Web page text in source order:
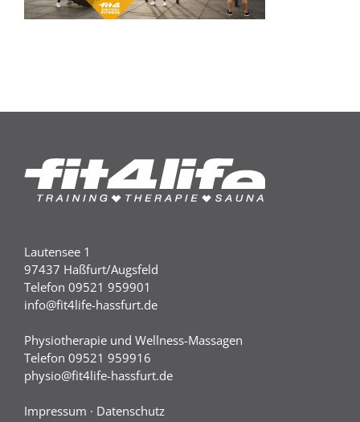
Lautensee 1
97437 Haßfurt/Augsfeld
Telefon 09521 959901
info@fit4life-hassfurt.de
Physiotherapie und Wellness-Massagen
Telefon 09521 959916
physio@fit4life-hassfurt.de
Impressum · Datenschutz